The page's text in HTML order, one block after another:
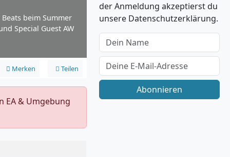
beim Summer
Special Guest AW
Merken Teilen
EA & Umgebung
der Anmeldung akzeptierst du
unsere Datenschutzerklärung.
Abonnieren